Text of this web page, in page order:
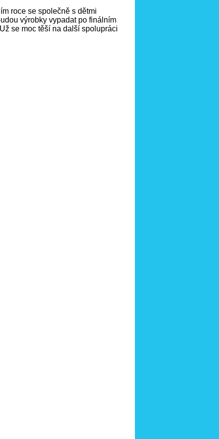
roce se společně s dětmi
výrobky vypadat po finálním
se moc těší na další spolupráci